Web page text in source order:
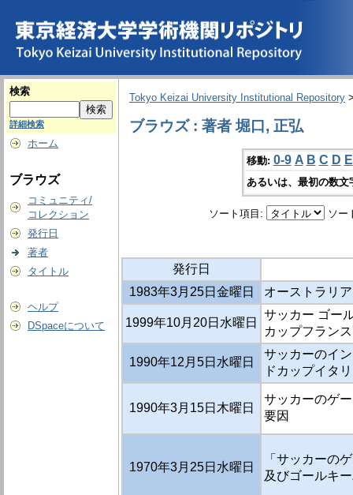
検索
詳細検索
ホーム
ブラウズ
コミュニティ/
コレクション
発行日
著者
タイトル
ヘルプ
DSpaceについて
Tokyo Keizai University Institutional Repository
ブラウズ : 著者 堀口, 正弘
移動: 0-9 A B C D E
あるいは、最初の数
ソート項目: ソー
発行日
1983年3月25日金曜日
オーストラリ
1999年10月20日水曜日
サッカー ゴー
カップフラン
1990年12月5日水曜日
サッカーのイ
ドカップイタ
1990年3月15日木曜日
サッカーのゲ
要因
1970年3月25日水曜日
「サッカーの
及びゴールキ